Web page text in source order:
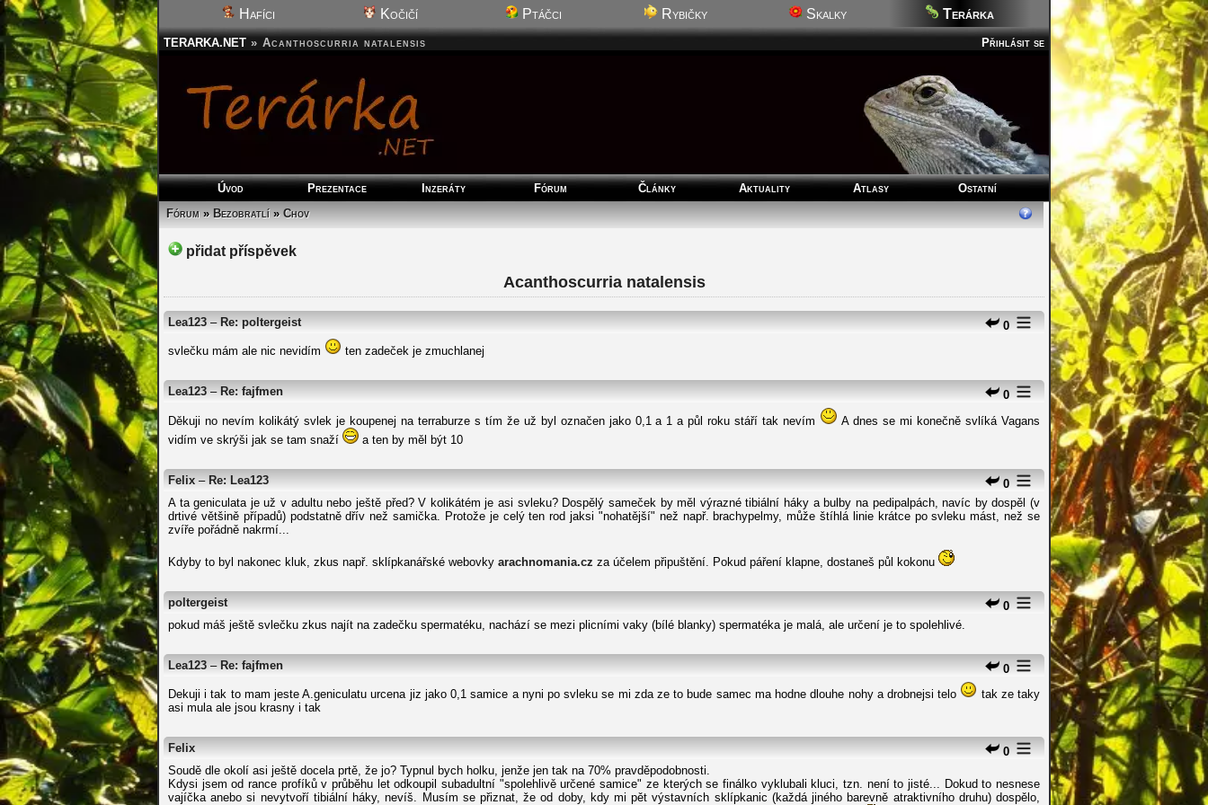
Hafíci Kočičí Ptáčci Rybičky Skalky Terárka
Přihlásit se
TERARKA.NET » Acanthoscurria natalensis
Úvod Prezentace Inzeráty Fórum Články Aktuality Atlasy
Ostatní
Fórum»Bezobratlí»Chov
přidat příspěvek
Acanthoscurria natalensis
0
Lea123 – Re: poltergeist
svlečku mám ale nic nevidím ten zadeček je zmuchlanej
0
Lea123 – Re: fajfmen
Děkuji no nevím kolikátý svlek je koupenej na terraburze s tím že už byl označen jako 0,1 a 1 a půl roku stáří tak nevím
A dnes se mi konečně svlíká Vagans
vidím ve skrýši jak se tam snaží
a ten by měl být 10
0
Felix – Re: Lea123
A ta geniculata je už v adultu nebo ještě před? V kolikátém je asi svleku? Dospělý sameček by měl výrazné tibiální háky a bulby na pedipalpách, navíc by dospěl (v
drtivé většině případů) podstatně dřív než samička. Protože je celý ten rod jaksi "nohatější" než např. brachypelmy, může štíhlá linie krátce po svleku mást, než se
zvíře pořádně nakrmí...
Kdyby to byl nakonec kluk, zkus např. sklípkanářské webovky arachnomania.cz za účelem připuštění. Pokud páření klapne, dostaneš půl kokonu
0
poltergeist
pokud máš ještě svlečku zkus najít na zadečku spermatéku, nachází se mezi plicními vaky (bílé blanky) spermatéka je malá, ale určení je to spolehlivé.
0
Lea123 – Re: fajfmen
Dekuji i tak to mam jeste A.geniculatu urcena jiz jako 0,1 samice a nyni po svleku se mi zda ze to bude samec ma hodne dlouhe nohy a drobnejsi telo
tak ze taky
asi mula ale jsou krasny i tak
0
Felix
Soudě dle okolí asi ještě docela prtě, že jo? Typnul bych holku, jenže jen tak na 70% pravděpodobnosti.
Kdysi jsem od rance profíků v průběhu let odkoupil subadultní "spolehlivě určené samice" ze kterých se finálko vyklubali kluci, tzn. není to jisté... Dokud to nesnese
vajíčka anebo si nevytvoří tibiální háky, nevíš. Musím se přiznat, že od doby, kdy mi pět výstavních sklípkanic (každá jiného barevně atraktivního druhu) dospělo,